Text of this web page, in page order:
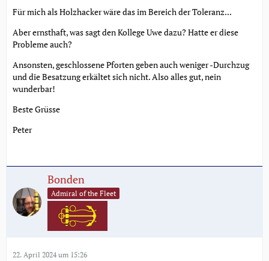
Für mich als Holzhacker wäre das im Bereich der Toleranz...
Aber ernsthaft, was sagt den Kollege Uwe dazu? Hatte er diese
Probleme auch?
Ansonsten, geschlossene Pforten geben auch weniger -Durchzug
und die Besatzung erkältet sich nicht. Also alles gut, nein
wunderbar!
Beste Grüsse
Peter
Bonden
Admiral of the Fleet
22. April 2024 um 15:26